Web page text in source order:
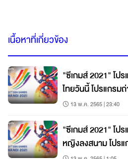
เนื้อหาที่เกี่ยวข้อง
"ซีเกมส์ 2021" โป
ไทยวันนี้ โปรแกร
13 พ.ค. 2565 | 23:40
"ซีเกมส์ 2021" โป
หญิงลงสนาม โปร